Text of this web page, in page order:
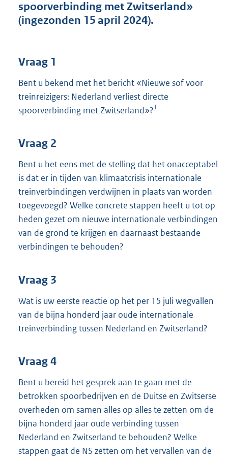
t
t
b
spoorverbinding met Zwitserland»
(ingezonden 15 april 2024).
Vraag 1
Bent u bekend met het bericht «Nieuwe sof voor
treinreizigers: Nederland verliest directe
spoorverbinding met Zwitserland»?1
Vraag 2
Bent u het eens met de stelling dat het onacceptabel
is dat er in tijden van klimaatcrisis internationale
treinverbindingen verdwijnen in plaats van worden
toegevoegd? Welke concrete stappen heeft u tot op
heden gezet om nieuwe internationale verbindingen
van de grond te krijgen en daarnaast bestaande
verbindingen te behouden?
Vraag 3
Wat is uw eerste reactie op het per 15 juli wegvallen
van de bijna honderd jaar oude internationale
treinverbinding tussen Nederland en Zwitserland?
Vraag 4
Bent u bereid het gesprek aan te gaan met de
betrokken spoorbedrijven en de Duitse en Zwitserse
overheden om samen alles op alles te zetten om de
bijna honderd jaar oude verbinding tussen
Nederland en Zwitserland te behouden? Welke
stappen gaat de NS zetten om het vervallen van de